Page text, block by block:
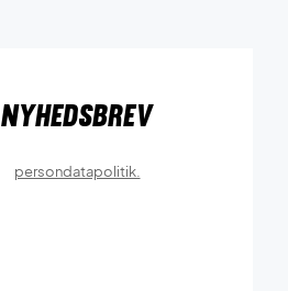
Nyhedsbrev
persondatapolitik.